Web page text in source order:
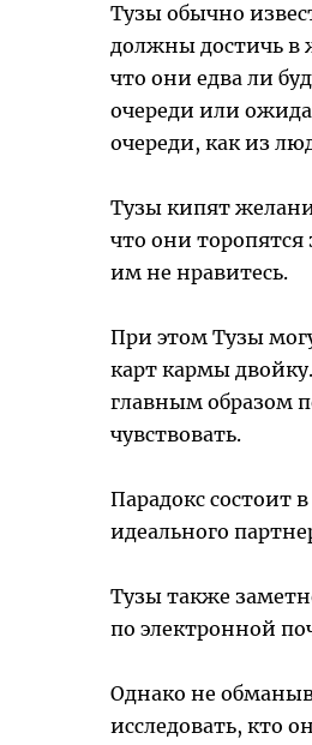
Тузы обычно
должны достичь в
что они едва ли
очереди или
очереди, как из
Тузы кипят
что они
им не нравитесь.
При этом Тузы
карт кармы
главным образом
чувствовать.
Парадокс состоит
идеального
Тузы также
по электронной
Однако не
исследовать, кто